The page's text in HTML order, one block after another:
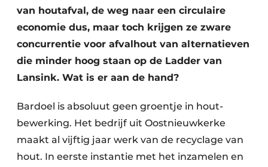
Transportbanden
Zeven & Brekers
Bedrijfsafval
Bouw & Sloopafval
Elektronisch Afval
van houtafval, de weg naar een circulaire
economie dus, maar toch krijgen ze zware
concurrentie voor afvalhout van alternatieven
die minder hoog staan op de Ladder van
Lansink. Wat is er aan de hand?
Bardoel is absoluut geen groentje in hout­
bewerking. Het bedrijf uit Oost­nieuwkerke
maakt al vijftig jaar werk van de recyclage van
hout. In eerste instantie met het inzamelen en